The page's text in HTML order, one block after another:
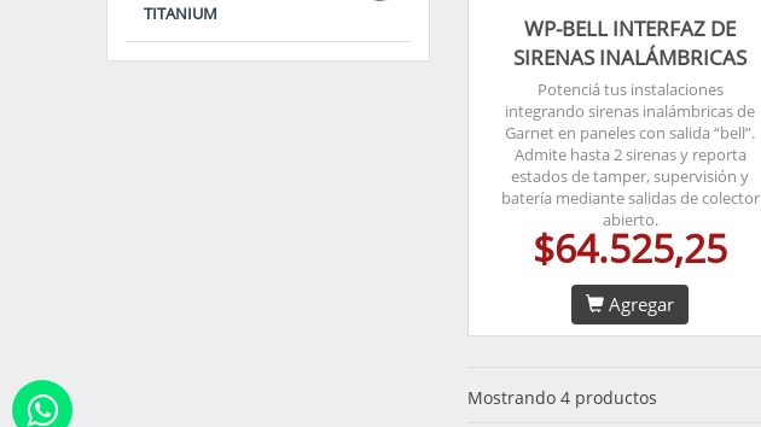
TITANIUM
WP-BELL INTERFAZ DE
SIRENAS INALÁMBRICAS
Potenciá tus instalaciones
integrando sirenas inalámbricas de
Garnet en paneles con salida “bell”.
Admite hasta 2 sirenas y reporta
estados de tamper, supervisión y
batería mediante salidas de colector
abierto.
$64.525,25
Agregar
Mostrando 4 productos